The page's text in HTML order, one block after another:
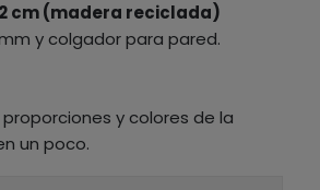
cm (madera reciclada)
y colgador para pared.
y colores de la
un poco.